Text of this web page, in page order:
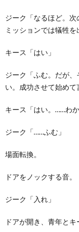
ジーク「なるほど。
ミッションでは犠牲
キース「はい」
ジーク「ふむ。だが
い。成功させて始めて
キース「はい。……わか
ジーク「……ふむ」
場面転換。
ドアをノックする音。
ジーク「入れ」
ドアが開き、青年とキ